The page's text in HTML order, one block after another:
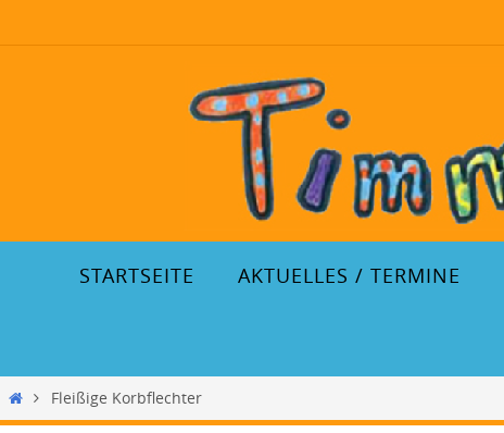
STARTSEITE AKTUELLES / TERMINE
Fleißige Korbflechter